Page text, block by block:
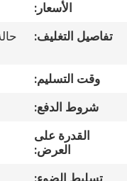
في
مراقبة
الجودة
الأسعار:
تفاصيل التغليف:
وقت التسليم:
شروط الدفع:
القدرة على
العرض: